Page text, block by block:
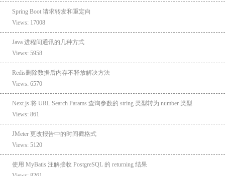
Spring Boot 请求转发和重定向
Views: 17008
Java 进程间通讯的几种方式
Views: 5958
Redis删除数据后内存不释放解决方法
Views: 6570
Next.js 将 URL Search Params 查询参数的 string 类型转为 number 类型
Views: 861
JMeter 更改报告中的时间戳格式
Views: 5120
使用 MyBatis 注解接收 PostgreSQL 的 returning 结果